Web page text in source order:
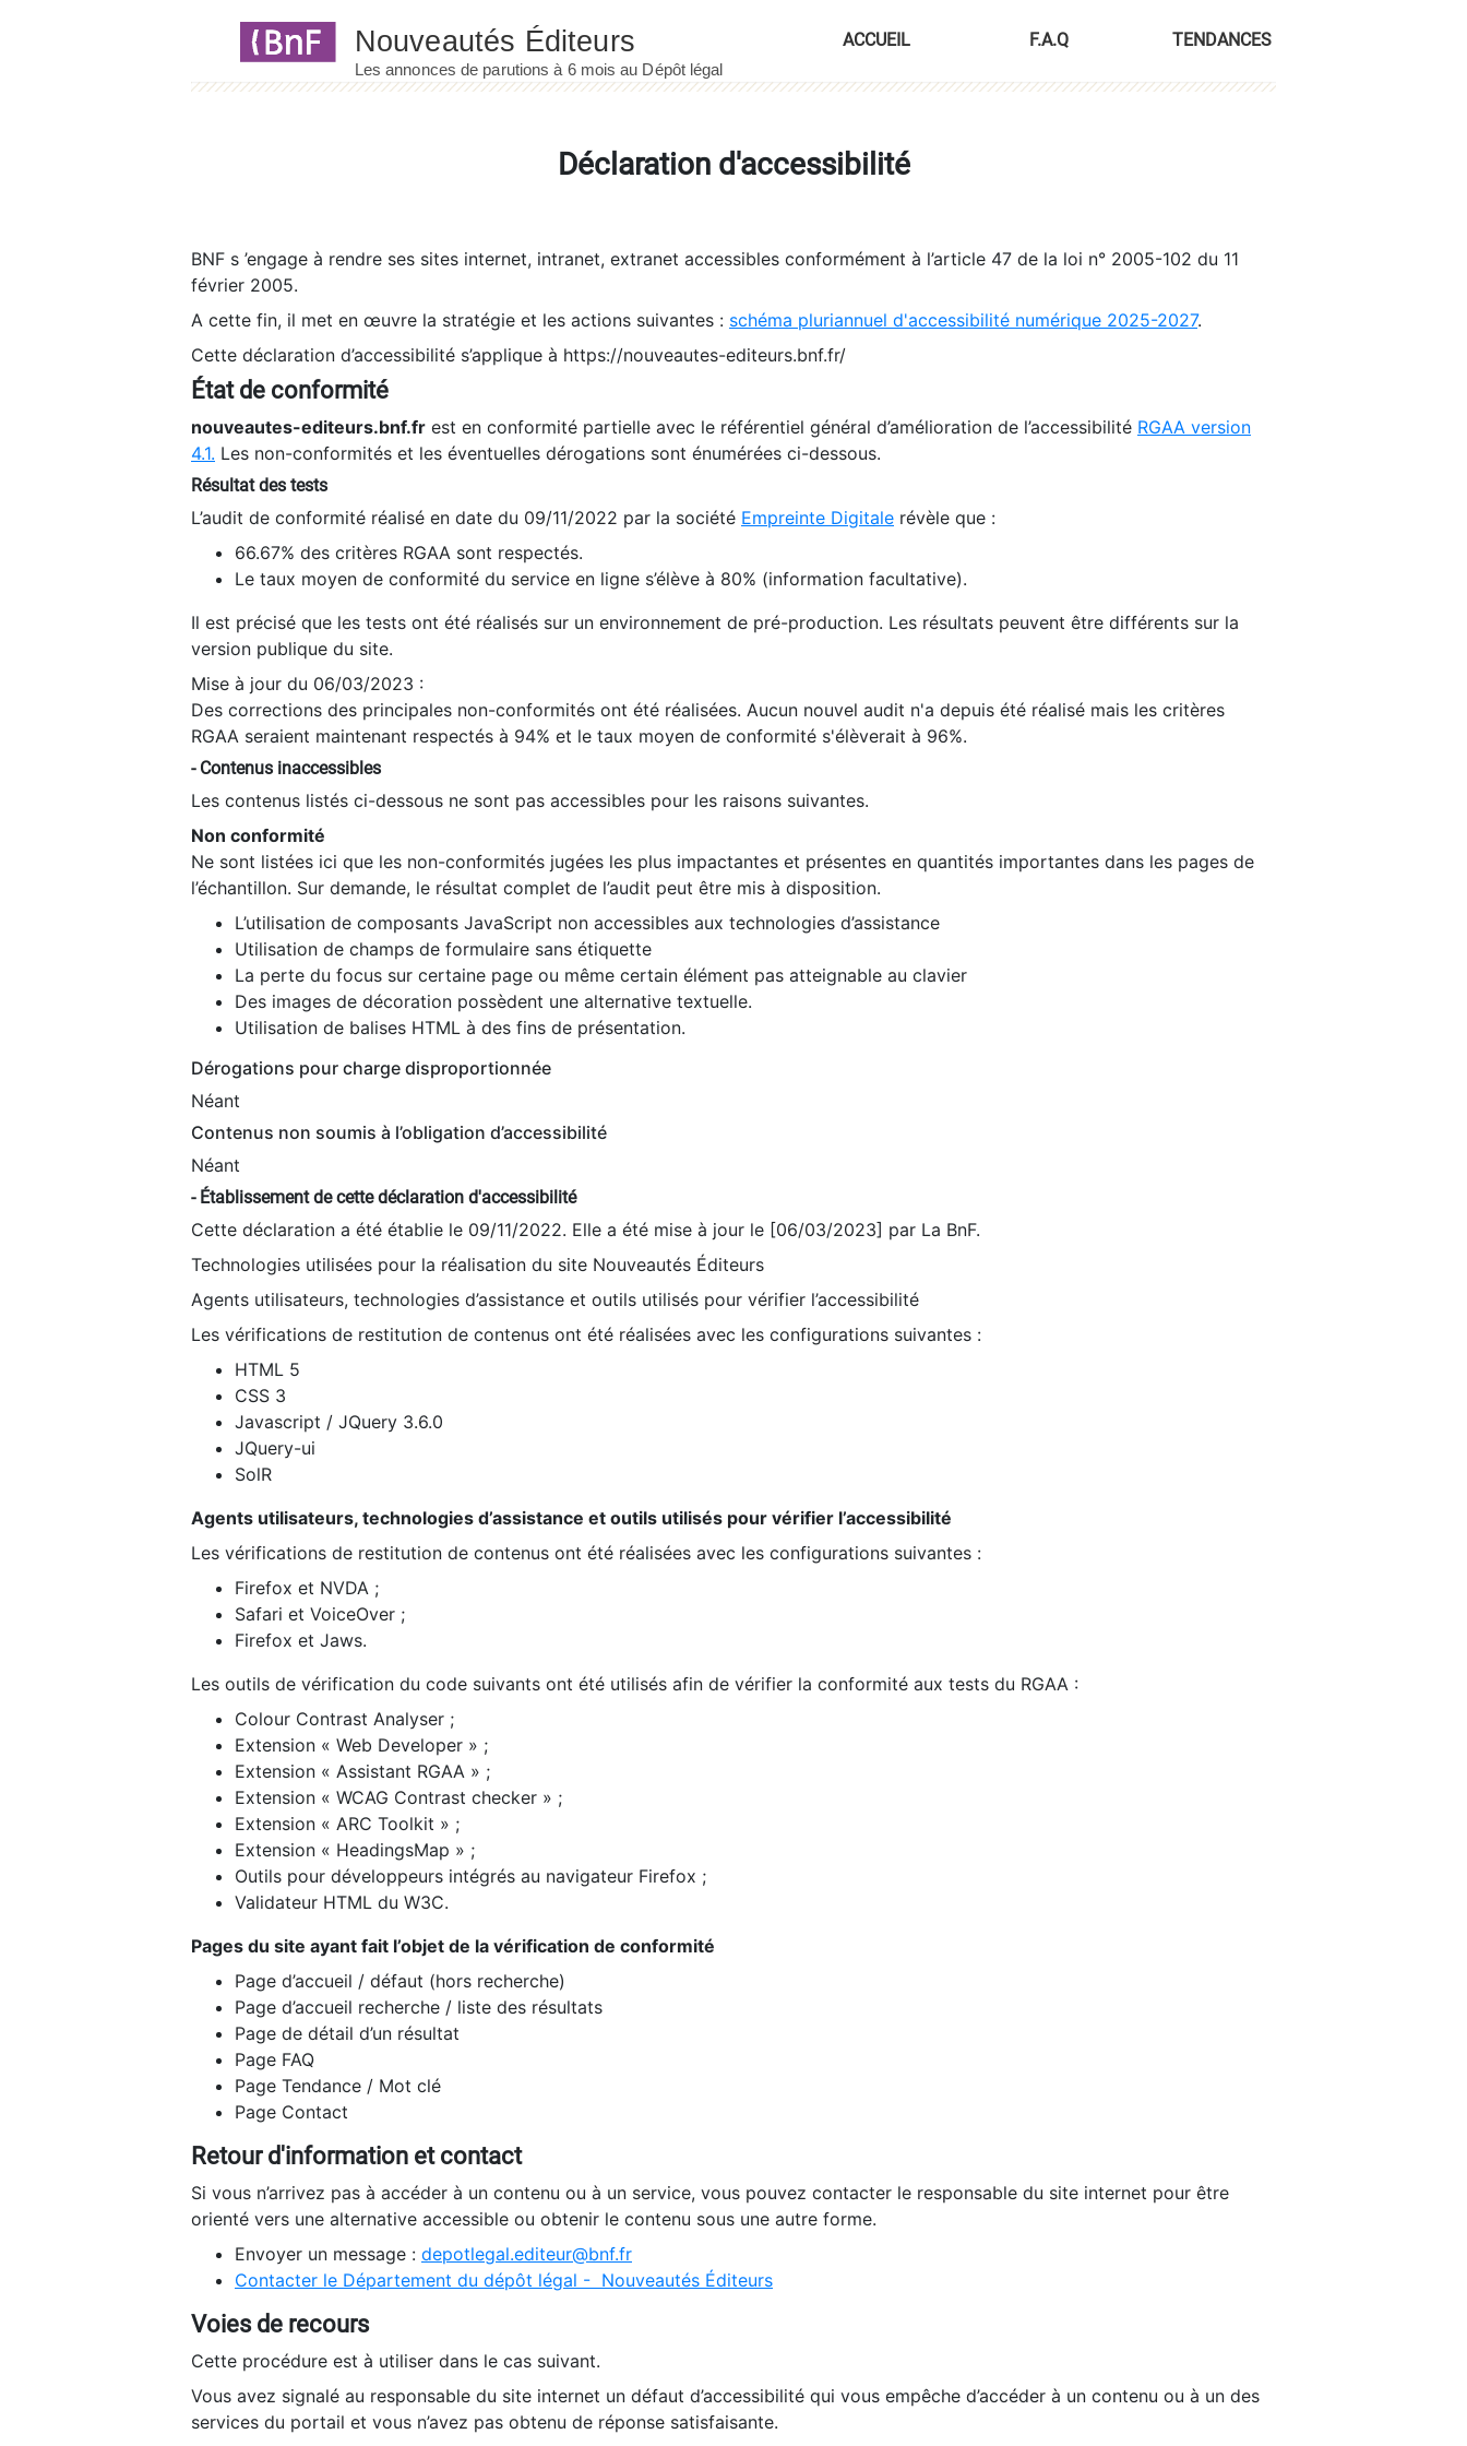
ACCUEIL F.A.Q TENDANCES
Déclaration d'accessibilité
BNF s ’engage à rendre ses sites internet, intranet, extranet accessibles conformément à l’article 47 de la loi n° 2005-102 du 11
février 2005.
A cette fin, il met en œuvre la stratégie et les actions suivantes : schéma pluriannuel d'accessibilité numérique 2025-2027.
Cette déclaration d’accessibilité s’applique à https://nouveautes-editeurs.bnf.fr/
État de conformité
nouveautes-editeurs.bnf.fr est en conformité partielle avec le référentiel général d’amélioration de l’accessibilité RGAA version
4.1. Les non-conformités et les éventuelles dérogations sont énumérées ci-dessous.
Résultat des tests
L’audit de conformité réalisé en date du 09/11/2022 par la société Empreinte Digitale révèle que :
66.67% des critères RGAA sont respectés.
Le taux moyen de conformité du service en ligne s’élève à 80% (information facultative).
Il est précisé que les tests ont été réalisés sur un environnement de pré-production. Les résultats peuvent être différents sur la
version publique du site.
Mise à jour du 06/03/2023 :
Des corrections des principales non-conformités ont été réalisées. Aucun nouvel audit n'a depuis été réalisé mais les critères
RGAA seraient maintenant respectés à 94% et le taux moyen de conformité s'élèverait à 96%.
- Contenus inaccessibles
Les contenus listés ci-dessous ne sont pas accessibles pour les raisons suivantes.
Non conformité
Ne sont listées ici que les non-conformités jugées les plus impactantes et présentes en quantités importantes dans les pages de
l’échantillon. Sur demande, le résultat complet de l’audit peut être mis à disposition.
L’utilisation de composants JavaScript non accessibles aux technologies d’assistance
Utilisation de champs de formulaire sans étiquette
La perte du focus sur certaine page ou même certain élément pas atteignable au clavier
Des images de décoration possèdent une alternative textuelle.
Utilisation de balises HTML à des fins de présentation.
Dérogations pour charge disproportionnée
Néant
Contenus non soumis à l’obligation d’accessibilité
Néant
- Établissement de cette déclaration d'accessibilité
Cette déclaration a été établie le 09/11/2022. Elle a été mise à jour le [06/03/2023] par La BnF.
Technologies utilisées pour la réalisation du site Nouveautés Éditeurs
Agents utilisateurs, technologies d’assistance et outils utilisés pour vérifier l’accessibilité
Les vérifications de restitution de contenus ont été réalisées avec les configurations suivantes :
HTML 5
CSS 3
Javascript / JQuery 3.6.0
JQuery-ui
SolR
Agents utilisateurs, technologies d’assistance et outils utilisés pour vérifier l’accessibilité
Les vérifications de restitution de contenus ont été réalisées avec les configurations suivantes :
Firefox et NVDA ;
Safari et VoiceOver ;
Firefox et Jaws.
Les outils de vérification du code suivants ont été utilisés afin de vérifier la conformité aux tests du RGAA :
Colour Contrast Analyser ;
Extension « Web Developer » ;
Extension « Assistant RGAA » ;
Extension « WCAG Contrast checker » ;
Extension « ARC Toolkit » ;
Extension « HeadingsMap » ;
Outils pour développeurs intégrés au navigateur Firefox ;
Validateur HTML du W3C.
Pages du site ayant fait l’objet de la vérification de conformité
Page d’accueil / défaut (hors recherche)
Page d’accueil recherche / liste des résultats
Page de détail d’un résultat
Page FAQ
Page Tendance / Mot clé
Page Contact
Retour d'information et contact
Si vous n’arrivez pas à accéder à un contenu ou à un service, vous pouvez contacter le responsable du site internet pour être
orienté vers une alternative accessible ou obtenir le contenu sous une autre forme.
Envoyer un message : depotlegal.editeur@bnf.fr
Contacter le Département du dépôt légal - Nouveautés Éditeurs
Voies de recours
Cette procédure est à utiliser dans le cas suivant.
Vous avez signalé au responsable du site internet un défaut d’accessibilité qui vous empêche d’accéder à un contenu ou à un des
services du portail et vous n’avez pas obtenu de réponse satisfaisante.